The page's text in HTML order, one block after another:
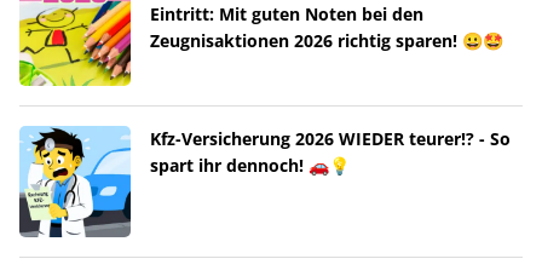
Eintritt: Mit guten Noten bei den
Zeugnisaktionen 2026 richtig sparen! 😀🤩
Kfz-Versicherung 2026 WIEDER teurer!? - So
spart ihr dennoch! 🚗💡